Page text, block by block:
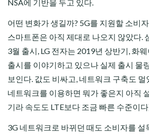
NSA에 기반을 두고 있다.
어떤 변화가 생길까? 5G를 지원할 소비
스마트폰은 아직 제대로 나오지 않았다.
3월 출시, LG 전자는 2019년 상반기, 화
출시를 이야기하고 있으나 실제 출시 물
보인다. 값도 비싸고, 네트워크 구축도
네트워크를 이용하면 뭐가 좋은지 아직
기라 속도도 LTE보다 조금 빠른 수준이
3G 네트워크로 바뀌던 때도 소비자를 설